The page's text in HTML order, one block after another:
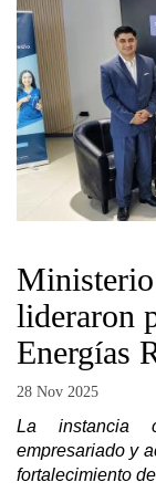
Ministerio
lideraron
Energías
28 Nov 2025
La instancia
empresariado y
fortalecimiento